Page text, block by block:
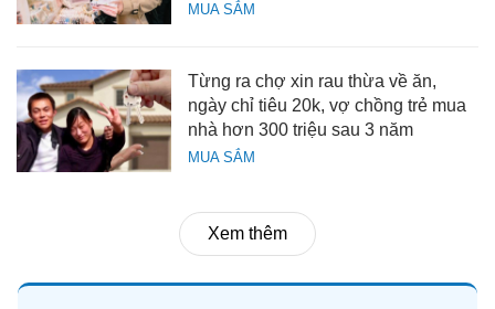
MUA SẮM
MUA SẮM
Từng ra chợ xin rau thừa về ăn,
ngày chỉ tiêu 20k, vợ chồng trẻ mua
nhà hơn 300 triệu sau 3 năm
Xem thêm